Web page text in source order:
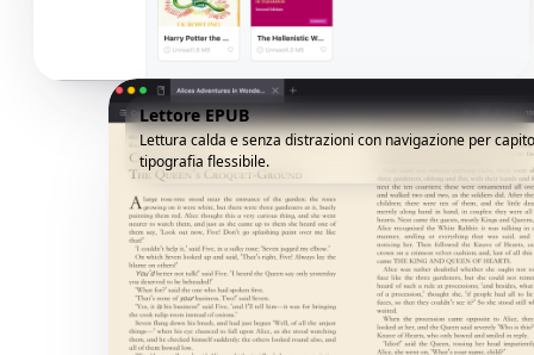
Lettore EPUB
Lettura calda e senza distrazioni con navigazione per
tipografia flessibile.